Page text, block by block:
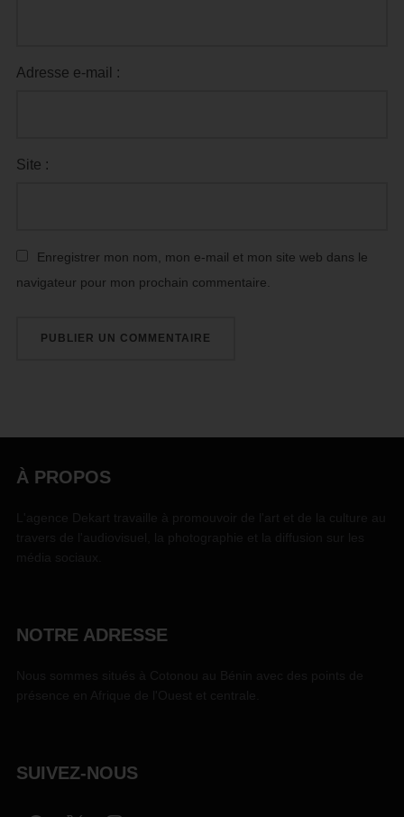
Adresse e-mail :
Site :
Enregistrer mon nom, mon e-mail et mon site web dans le
navigateur pour mon prochain commentaire.
À PROPOS
NOTRE ADRESSE
SUIVEZ-NOUS